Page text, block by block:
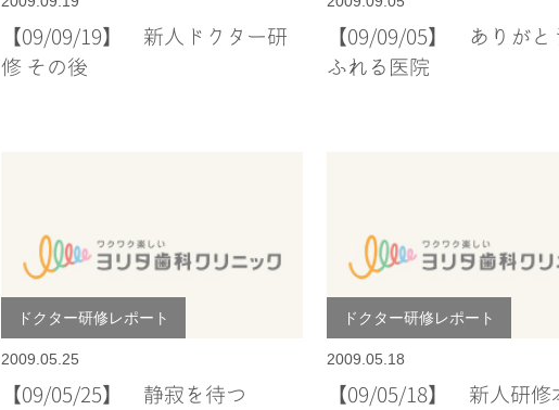
【09/09/19】 新人ドクター研
修 その後
【09/09/05】 ありがと
ふれる医院
ドクター研修レポート
2009.05.25
【09/05/25】 静寂を待つ
ドクター研修レポート
2009.05.18
【09/05/18】 新人研修